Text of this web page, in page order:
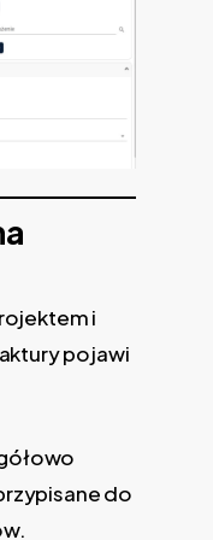
i
pojawi
do